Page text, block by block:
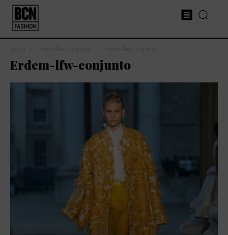
Erdem-lfw-conjunto